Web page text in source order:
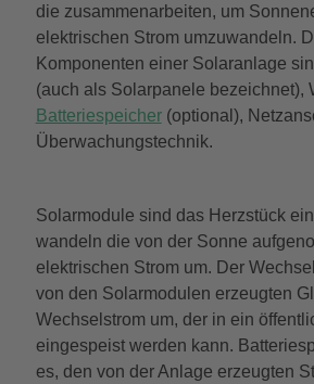
die zusammenarbeiten, um
elektrischen Strom umzuwandeln.
Komponenten einer Solaranlage
(auch als Solarpanele bezeichnet),
Batteriespeicher(optional),
Überwachungstechnik.
Solarmodule sind das Herzstück
wandeln die von der Sonne
elektrischen Strom um. Der
von den Solarmodulen erzeugten
Wechselstrom um, der in ein
eingespeist werden kann.
es, den von der Anlage erzeugten